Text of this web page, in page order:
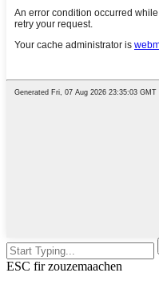
ESC fir zouzemaachen